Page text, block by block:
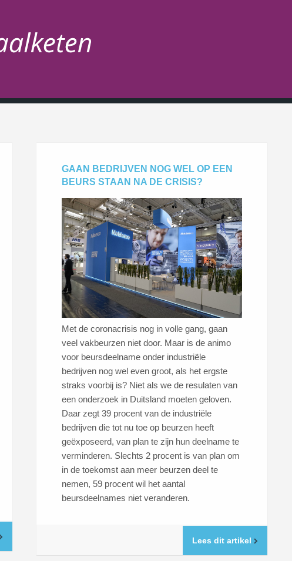
GAAN BEDRIJVEN NOG WEL OP EEN
BEURS STAAN NA DE CRISIS?
Met de coronacrisis nog in volle gang, gaan
veel vakbeurzen niet door. Maar is de animo
voor beursdeelname onder industriële
bedrijven nog wel even groot, als het ergste
straks voorbij is? Niet als we de resulaten van
een onderzoek in Duitsland moeten geloven.
Daar zegt 39 procent van de industriële
bedrijven die tot nu toe op beurzen heeft
geëxposeerd, van plan te zijn hun deelname te
verminderen. Slechts 2 procent is van plan om
in de toekomst aan meer beurzen deel te
nemen, 59 procent wil het aantal
beursdeelnames niet veranderen.
Lees dit artikel